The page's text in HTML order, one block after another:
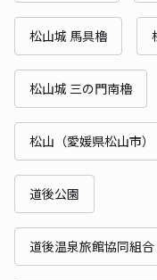
松山城 馬具櫓
松山城 三の門南櫓
松山（愛媛県松山市）
道後公園
道後温泉旅館協同組